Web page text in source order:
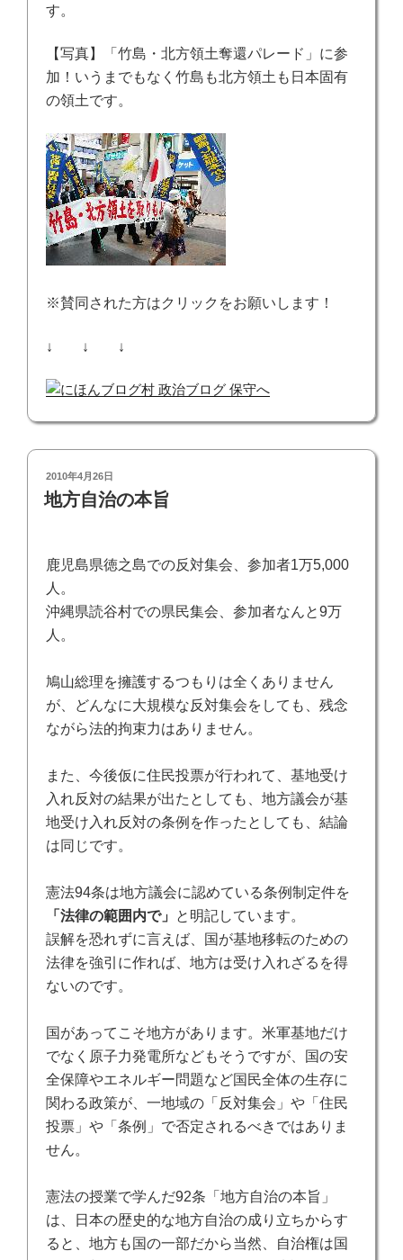
す。
【写真】「竹島・北方領土奪還パレード」に参
加！いうまでもなく竹島も北方領土も日本固有
の領土です。
※賛同された方はクリックをお願いします！
↓ ↓ ↓
投
稿
日:
2010年4月26日
地方自治の本旨
鹿児島県徳之島での反対集会、 参加者1万5,000
人。
沖縄県読谷村での県民集会、参加者なんと9万
人。
鳩山総理を擁護するつもりは全くありません
が、どんなに大規模な反対集会をしても、残念
ながら法的拘束力はありません。
また、今後仮に住民投票が行われて、基地受け
入れ反対の結果が出たとしても、地方議会が基
地受け入れ反対の条例を作ったとしても、結論
は同じです。
憲法94条は地方議会に認めている条例制定件を
「法律の範囲内で」
と明記しています。
誤解を恐れずに言えば、国が基地移転のための
法律を強引に作れば、地方は受け入れざるを得
ないのです。
国があってこそ地方があります。米軍基地だけ
でなく原子力発電所などもそうですが、国の安
全保障やエネルギー問題など国民全体の生存に
関わる政策が、一地域の「反対集会」や「住民
投票」や「条例」で否定されるべきではありま
せん。
憲法の授業で学んだ92条「地方自治の本旨」
は、日本の歴史的な地方自治の成り立ちからす
ると、地方も国の一部だから当然、自治権は国